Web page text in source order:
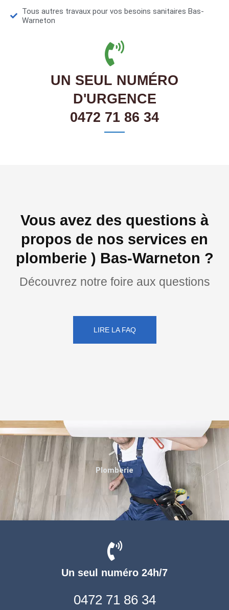
Tous autres travaux pour vos besoins sanitaires Bas-
Warneton
UN SEUL NUMÉRO
D'URGENCE
0472 71 86 34
Vous avez des questions à
propos de nos services en
plomberie ) Bas-Warneton ?
Découvrez notre foire aux questions
LIRE LA FAQ
Un seul numéro 24h/7
0472 71 86 34
Plomberie